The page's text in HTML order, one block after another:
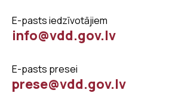
E-pasts iedzīvotājiem
info@vdd.gov.lv
E-pasts presei
prese@vdd.gov.lv